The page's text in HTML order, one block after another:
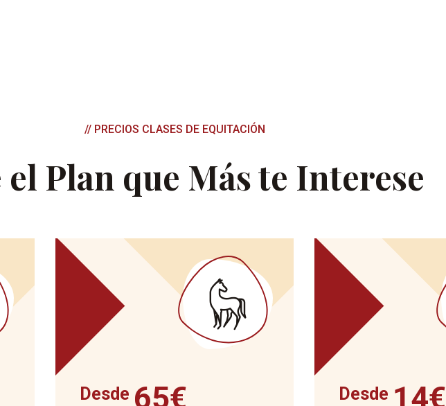
// PRECIOS CLASES DE EQUITACIÓN
Plan que Más te Interese
Desde65€ Desde14€